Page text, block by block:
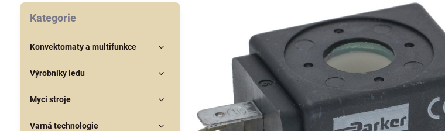
Kategorie
Konvektomaty a multifunkce
Výrobníky ledu
Mycí stroje
Varná technologie